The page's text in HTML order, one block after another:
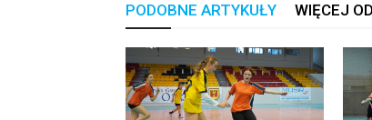
PODOBNE ARTYKUŁY WIĘCEJ